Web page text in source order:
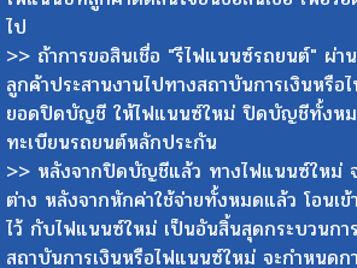
ไป
>> ถ้าการขอสินเชื่อ "รีไฟแนนซ์รถยนต์" ผ่า
ลูกค้าประสานงานไปทางสถาบันการเงินหรือ
ยอดปิดบัญชี ให้ไฟแนนซ์ใหม่ ปิดบัญชีทั้งหม
ทะเบียนรถยนต์หลักประกัน
>> หลังจากปิดบัญชีแล้ว ทางไฟแนนซ์ใหม่ จ
ต่าง หลังจากหักค่าใช้จ่ายทั้งหมดแล้ว โอนเ
ไว้ กับไฟแนนซ์ใหม่ เป็นอันสิ้นสุดกระบวนก
สถาบันการเงินหรือไฟแนนซ์ใหม่ จะกำหนด